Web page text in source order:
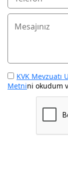
KVK Mevzuatı
Metnini okudum